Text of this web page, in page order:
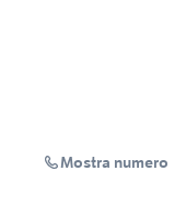
Mostra numero